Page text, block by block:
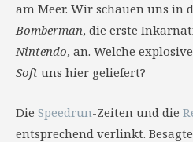
am Meer. Wir schauen uns in
Bomberman, die erste
Nintendo, an. Welche
Soft uns hier geliefert?
Die Speedrun-Zeiten und die
entsprechend verlinkt.